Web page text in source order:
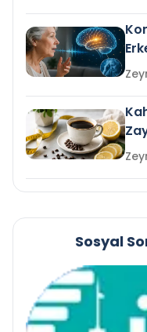
Sosyal